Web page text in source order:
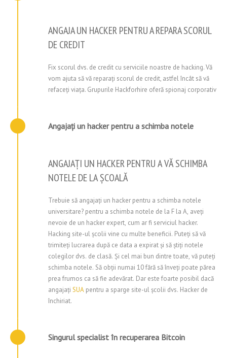
ANGAJA UN HACKER PENTRU A REPARA SCORUL
DE CREDIT
Fix scorul dvs. de credit cu serviciile noastre de hacking. Vă
vom ajuta să vă reparați scorul de credit, astfel încât să vă
refaceți viața. Grupurile Hackforhire oferă spionaj corporativ
ANGAJAȚI UN HACKER PENTRU A VĂ SCHIMBA
NOTELE DE LA ȘCOALĂ
Trebuie să angajați un hacker pentru a schimba notele
universitare? pentru a schimba notele de la F la A, aveți
nevoie de un hacker expert, cum ar fi serviciul hacker.
Hacking site-ul școlii vine cu multe beneficii. Puteți să vă
trimiteți lucrarea după ce data a expirat și să știți notele
colegilor dvs. de clasă. Și cel mai bun dintre toate, vă puteți
schimba notele. Să obții numai 10 fără să înveți poate părea
prea frumos ca să fie adevărat. Dar este foarte posibil dacă
angajați SUA pentru a sparge site-ul școlii dvs. Hacker de
închiriat.
Angajați un hacker pentru a schimba notele
Singurul specialist în recuperarea Bitcoin